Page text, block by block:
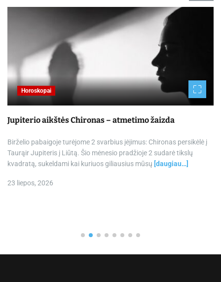
Horoskopai
Jupiterio aikštės Chironas – atmetimo žaizda
Birželio pabaigoje turėjome 2 svarbius įėjimus: Chironas persikėlė į
Taurąir Jupiteris į Liūtą. Šio mėnesio pradžioje 2 sudarė tikslų
kvadratą, sukeldami kai kuriuos giliausius mūsų [daugiau…]
23 liepos, 2026